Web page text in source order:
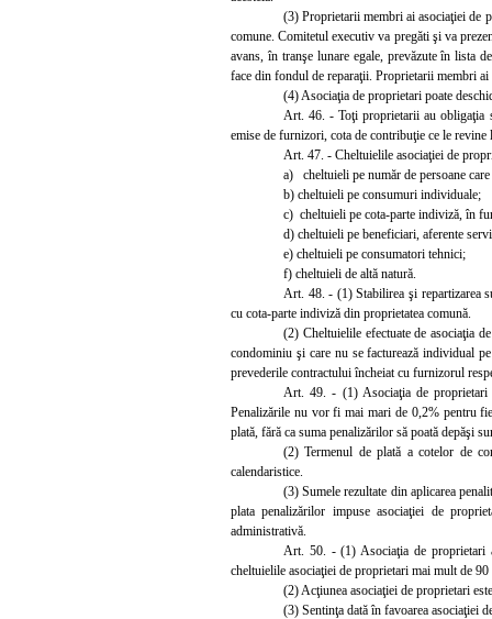
(3) Proprietarii membri ai asociaţiei de
comune. Comitetul executiv va pregăti şi va
avans, în tranşe lunare egale, prevăzute în lista
face din fondul de reparaţii. Proprietarii membri
(4) Asociaţia de proprietari poate
Art. 46. - Toţi proprietarii au obligaţia
emise de furnizori, cota de contribuţie ce le revine
Art. 47. - Cheltuielile asociaţiei de
a) cheltuieli pe număr de persoane
b) cheltuieli pe consumuri individuale;
c) cheltuieli pe cota-parte indiviză, în
d) cheltuieli pe beneficiari, aferente
e) cheltuieli pe consumatori tehnici;
f) cheltuieli de altă natură.
Art. 48. - (1) Stabilirea şi repartizarea
cu cota-parte indiviză din proprietatea comună.
(2) Cheltuielile efectuate de asociaţia
condominiu şi care nu se facturează individual
prevederile contractului încheiat cu furnizorul
Art. 49. - (1) Asociaţia de proprietari
Penalizările nu vor fi mai mari de 0,2% pentru
plată, fără ca suma penalizărilor să poată depăşi
(2) Termenul de plată a cotelor de
calendaristice.
(3) Sumele rezultate din aplicarea
plata penalizărilor impuse asociaţiei de
administrativă.
Art. 50. - (1) Asociaţia de proprietari
cheltuielile asociaţiei de proprietari mai mult de 90
(2) Acţiunea asociaţiei de proprietari
(3) Sentinţa dată în favoarea asociaţiei